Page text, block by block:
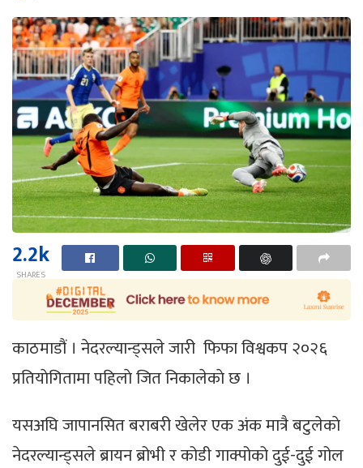
2.2k
SHARES
काठमाडौं । नेदरल्यान्ड्सले जारी फिफा विश्वकप २०२६
प्रतियाेगितामा पहिलाे जित निकालेकाे छ ।
यसअघि जापानसित बराबरी खेलेर एक अंक मात्रै बटुलेकाे
नेदरल्यान्ड्सले ब्रायन ब्रोभी र कोडी गाक्पोको दुई-दुई गोल